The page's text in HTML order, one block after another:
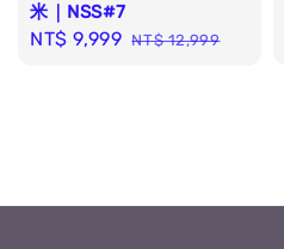
米｜NSS#7
Sale
NT$ 9,999 Regular
NT$ 12,999